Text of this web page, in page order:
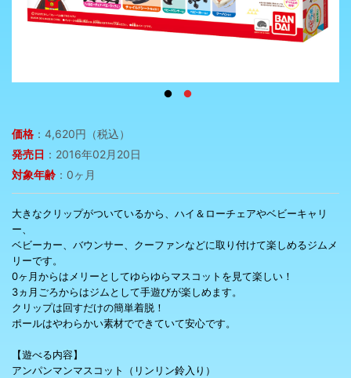
価格 ：4,620円（税込）
発売日 ：2016年02月20日
対象年齢 ：0ヶ月
大きなクリップがついているから、ハイ＆ローチェアやベビーキャリ
ー、
ベビーカー、バウンサー、クーファンなどに取り付けて楽しめるジムメ
リーです。
0ヶ月からはメリーとしてゆらゆらマスコットを見て楽しい！
3ヵ月ごろからはジムとして手遊びが楽しめます。
クリップは回すだけの簡単着脱！
ポールはやわらかい素材でできていて安心です。
【遊べる内容】
アンパンマンマスコット（リンリン鈴入り）